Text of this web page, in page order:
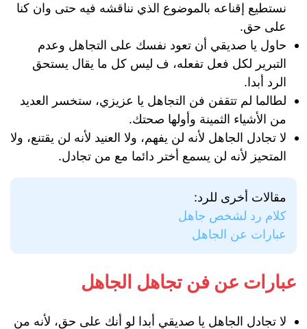
نستطيع إقناعه بالموضوع الذي نناقشه فيه حتى وان كنا
على حق.
حاول يا صديقي أن تعود نفسك على التجاهل وعدم
التبرير لكل فعل تفعله، ف ليس كل ما يقال يستحق
الرد أبدا.
لطالما لم تتقفن فن التجاهل يا عزيزي، ستخسر العديد
من الأشياء الثمينة وأولها صحتك.
لا تجادل الجاهل لأنه لن يفهم، ولا العنيد لأنه لن يقتنع، ولا
المتحيز لأنه لن يسمع أختر دائما مع من تجادل.
مقالات أخرى للرد:
كلام رد لشخص جاهل
عبارات عن الجاهل
عبارات عن فن تجاهل الجاهل
لا تجادل الجاهل يا صديقي أبدا لو أنك على حق، لأنه من